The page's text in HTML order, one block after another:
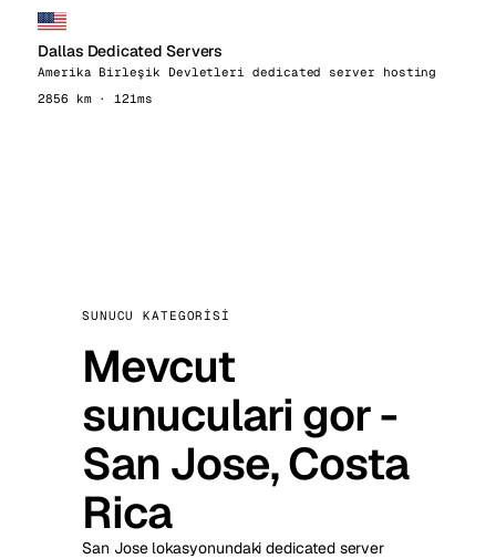
Dallas Dedicated Servers
Amerika Birleşik Devletleri dedicated server hosting
2856 km · 121ms
SUNUCU KATEGORISI
Mevcut
sunuculari gor -
San Jose, Costa
Rica
San Jose lokasyonundaki dedicated server